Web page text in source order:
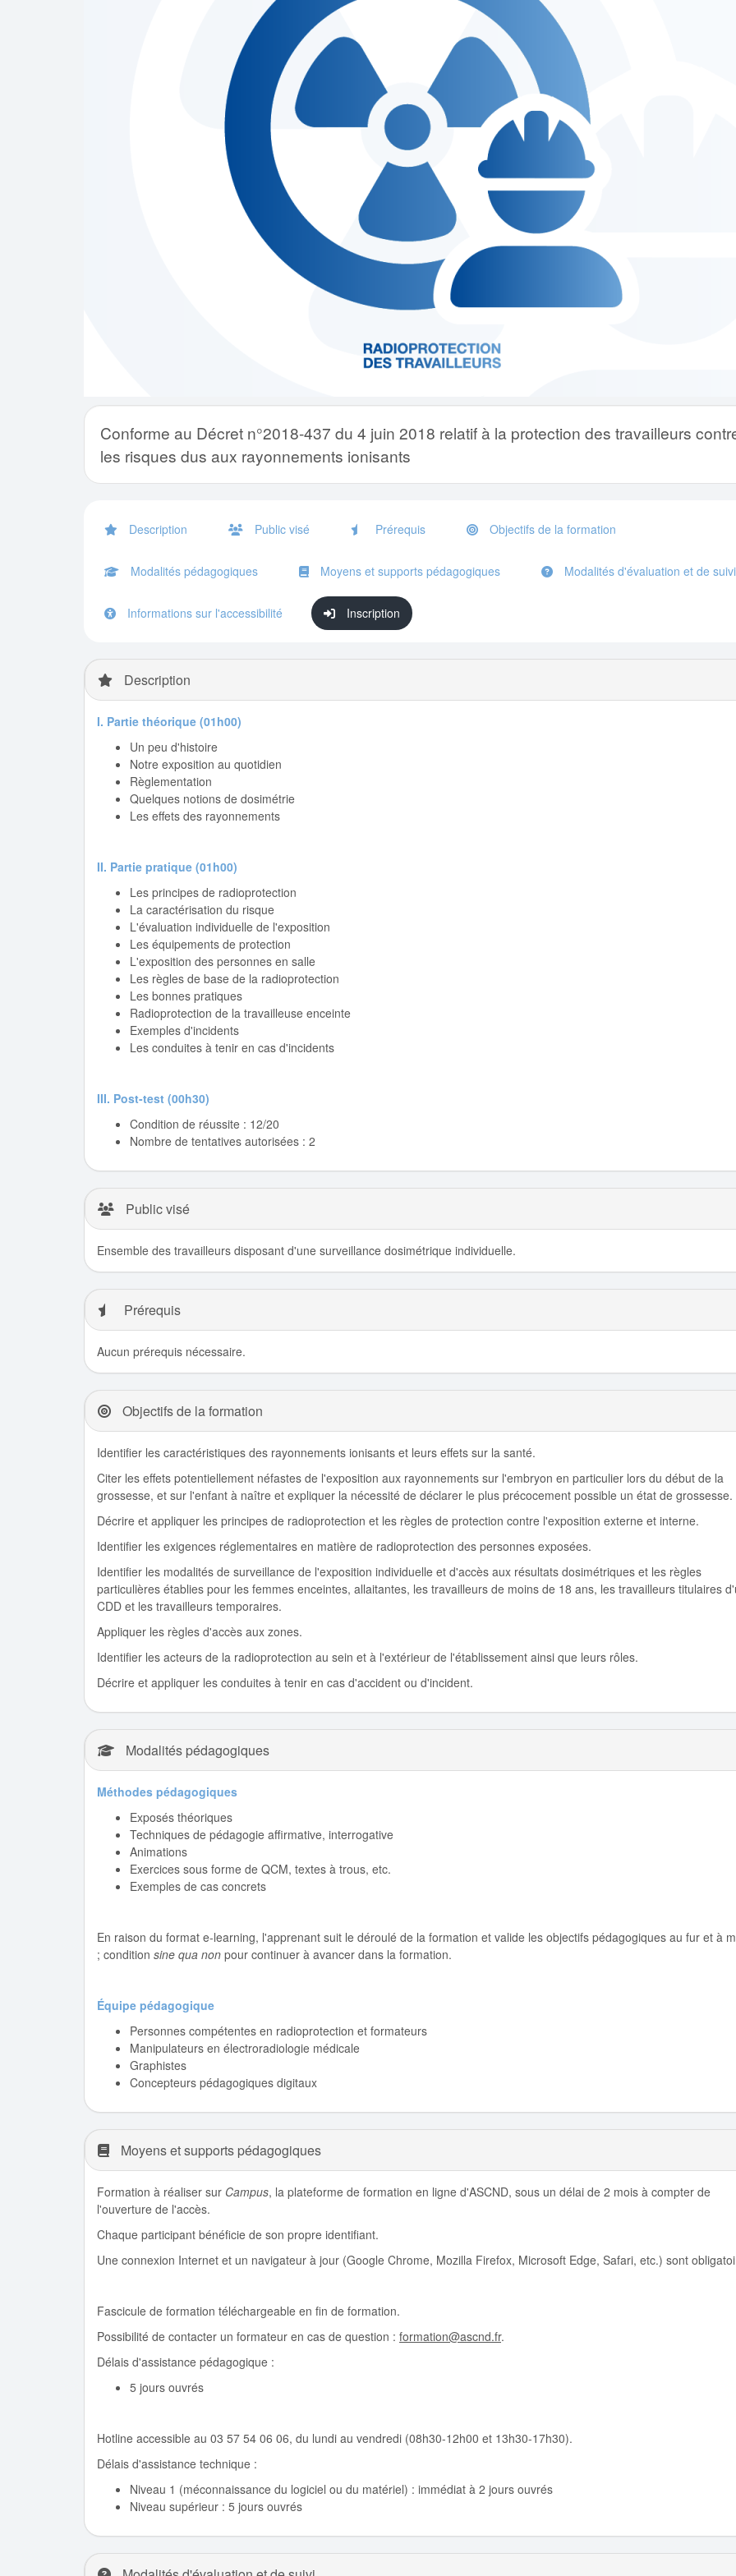
Conforme au Décret n°2018-437 du 4 juin 2018 relatif à la protection des travailleurs
les risques dus aux rayonnements ionisants
Description Public visé Prérequis Objectifs de la formation
Modalités pédagogiques Moyens et supports pédagogiques Modalités d'évaluation et de suivi
Informations sur l'accessibilité Inscription
Description
I. Partie théorique (01h00)
Un peu d'histoire
Notre exposition au quotidien
Règlementation
Quelques notions de dosimétrie
Les effets des rayonnements
II. Partie pratique (01h00)
Les principes de radioprotection
La caractérisation du risque
L'évaluation individuelle de l'exposition
Les équipements de protection
L'exposition des personnes en salle
Les règles de base de la radioprotection
Les bonnes pratiques
Radioprotection de la travailleuse enceinte
Exemples d'incidents
Les conduites à tenir en cas d'incidents
III. Post-test (00h30)
Condition de réussite : 12/20
Nombre de tentatives autorisées : 2
Public visé
Ensemble des travailleurs disposant d'une surveillance dosimétrique individuelle.
Prérequis
Aucun prérequis nécessaire.
Objectifs de la formation
Identifier les caractéristiques des rayonnements ionisants et leurs effets sur la santé.
Citer les effets potentiellement néfastes de l'exposition aux rayonnements sur l'embryon en particulier lors du début de la
grossesse, et sur l'enfant à naître et expliquer la nécessité de déclarer le plus précocement possible un état de grossesse.
Décrire et appliquer les principes de radioprotection et les règles de protection contre l'exposition externe et interne.
Identifier les exigences réglementaires en matière de radioprotection des personnes exposées.
Identifier les modalités de surveillance de l'exposition individuelle et d'accès aux résultats dosimétriques et les règles
particulières établies pour les femmes enceintes, allaitantes, les travailleurs de moins de 18 ans, les travailleurs titulaires
CDD et les travailleurs temporaires.
Appliquer les règles d'accès aux zones.
Identifier les acteurs de la radioprotection au sein et à l'extérieur de l'établissement ainsi que leurs rôles.
Décrire et appliquer les conduites à tenir en cas d'accident ou d'incident.
Modalités pédagogiques
Méthodes pédagogiques
Exposés théoriques
Techniques de pédagogie affirmative, interrogative
Animations
Exercices sous forme de QCM, textes à trous, etc.
Exemples de cas concrets
En raison du format e-learning, l'apprenant suit le déroulé de la formation et valide les objectifs pédagogiques au fur et à
; condition sine qua non pour continuer à avancer dans la formation.
Équipe pédagogique
Personnes compétentes en radioprotection et formateurs
Manipulateurs en électroradiologie médicale
Graphistes
Concepteurs pédagogiques digitaux
Moyens et supports pédagogiques
Formation à réaliser sur Campus, la plateforme de formation en ligne d'ASCND, sous un délai de 2 mois à compter de
l'ouverture de l'accès.
Chaque participant bénéficie de son propre identifiant.
Une connexion Internet et un navigateur à jour (Google Chrome, Mozilla Firefox, Microsoft Edge, Safari, etc.) sont
Fascicule de formation téléchargeable en fin de formation.
Possibilité de contacter un formateur en cas de question : formation@ascnd.fr.
Délais d'assistance pédagogique :
5 jours ouvrés
Hotline accessible au 03 57 54 06 06, du lundi au vendredi (08h30-12h00 et 13h30-17h30).
Délais d'assistance technique :
Niveau 1 (méconnaissance du logiciel ou du matériel) : immédiat à 2 jours ouvrés
Niveau supérieur : 5 jours ouvrés